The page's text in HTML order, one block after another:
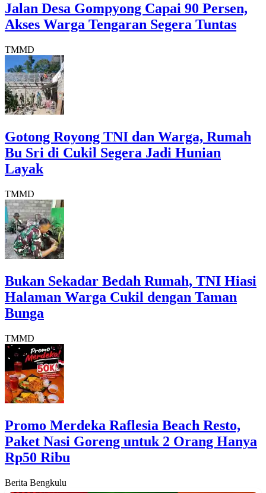
Jalan Desa Gompyong Capai 90 Persen,
Akses Warga Tengaran Segera Tuntas
TMMD
Gotong Royong TNI dan Warga, Rumah
Bu Sri di Cukil Segera Jadi Hunian
Layak
TMMD
Bukan Sekadar Bedah Rumah, TNI Hiasi
Halaman Warga Cukil dengan Taman
Bunga
TMMD
‎Promo Merdeka Raflesia Beach Resto,
Paket Nasi Goreng untuk 2 Orang Hanya
Rp50 Ribu
Berita Bengkulu